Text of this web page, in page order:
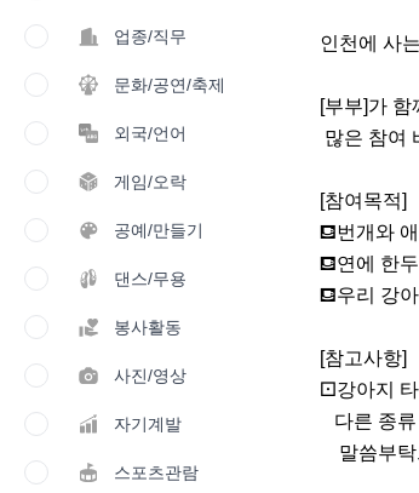
업종/직무
문화/공연/축제
외국/언어
게임/오락
공예/만들기
댄스/무용
봉사활동
사진/영상
자기계발
스포츠관람
인천에 사
[부부]가
[참여목적]
⛾번개와
⛾연에 한
⛾우리 강
[참고사항]
⚀강아지